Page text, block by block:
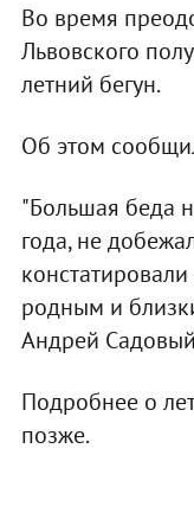
Во время
Львовского
летний бегун.
Об этом
"Большая беда
года, не
родным и
Андрей
Подробнее о
позже.